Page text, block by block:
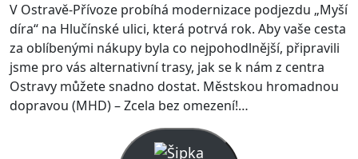
V Ostravě-Přívoze probíhá modernizace podjezdu „Myší
díra“ na Hlučínské ulici, která potrvá rok. Aby vaše cesta
za oblíbenými nákupy byla co nejpohodlnější, připravili
jsme pro vás alternativní trasy, jak se k nám z centra
Ostravy můžete snadno dostat. Městskou hromadnou
dopravou (MHD) – Zcela bez omezení!…